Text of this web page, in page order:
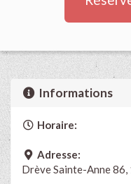
Informations
Horaire:
Adresse:
Drève Sainte-Anne 86,